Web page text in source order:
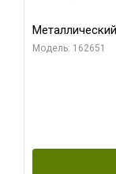
Модель: 162651